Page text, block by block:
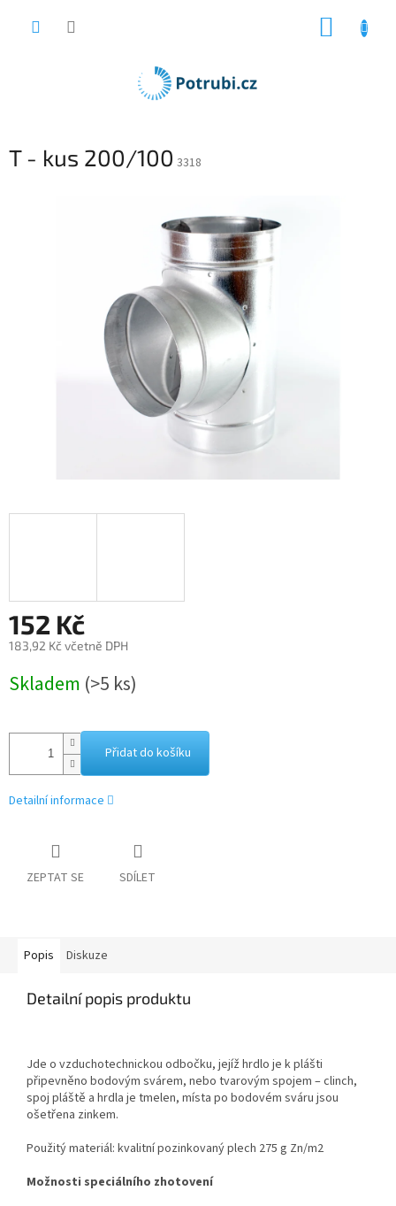
T - kus 200/100 3318
152 Kč
183,92 Kč včetně DPH
cena:
Skladem (>5 ks)
Přidat do košíku
Detailní informace
ZEPTAT SE SDÍLET
Popis Diskuze
Detailní popis produktu
Jde o vzduchotechnickou odbočku, jejíž hrdlo je k plášti
připevněno bodovým svárem, nebo tvarovým spojem – clinch,
spoj pláště a hrdla je tmelen, místa po bodovém sváru jsou
ošetřena zinkem.
Použitý materiál: kvalitní pozinkovaný plech 275 g Zn/m2
Možnosti speciálního zhotovení